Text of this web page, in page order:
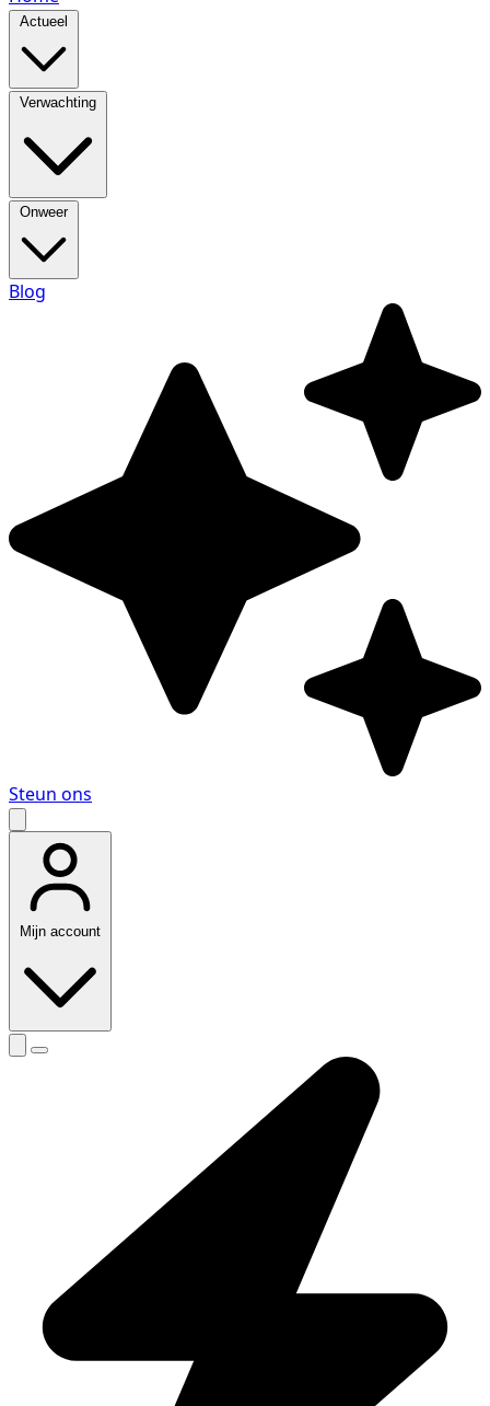
Actueel
Verwachting
Onweer
Blog
Steun ons
Mijn account